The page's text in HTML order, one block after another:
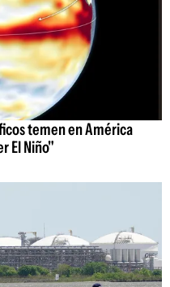
temen en América
El Niño"